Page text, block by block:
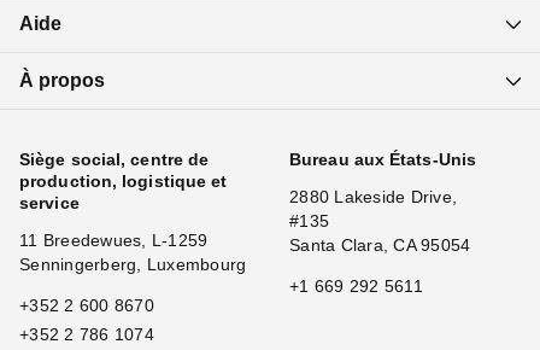
Aide
À propos
Siège social, centre de
production, logistique et
service
11 Breedewues, L-1259
Senningerberg, Luxembourg
+352 2 600 8670
+352 2 786 1074
Bureau aux États-Unis
2880 Lakeside Drive,
#135
Santa Clara, CA 95054
+1 669 292 5611